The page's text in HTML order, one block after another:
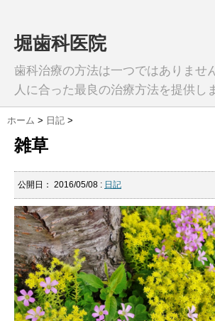
堀歯科医院
歯科治療の方法は一つではありませ
人に合った最良の治療方法を提供し
ホーム > 日記 >
雑草
公開日： 2016/05/08 : 日記